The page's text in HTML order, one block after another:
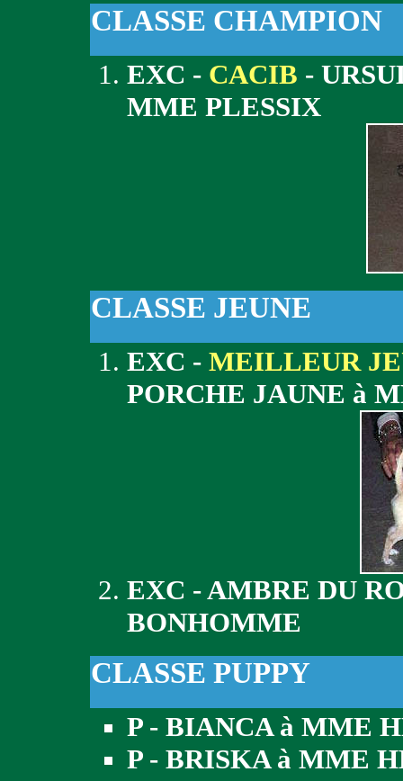
CLASSE CHAMPION
EXC - CACIB -
MME PLESSIX
CLASSE JEUNE
EXC - MEILLEUR
PORCHE JAUNE à
EXC - AMBRE DU
BONHOMME
CLASSE PUPPY
P - BIANCA à MME
P - BRISKA à MME